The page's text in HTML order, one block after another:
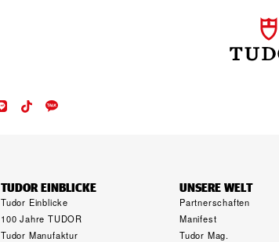
TUDOR EINBLICKE
Tudor Einblicke
100 Jahre TUDOR
Tudor Manufaktur
UNSERE WELT
Partnerschaften
Manifest
Tudor Mag.